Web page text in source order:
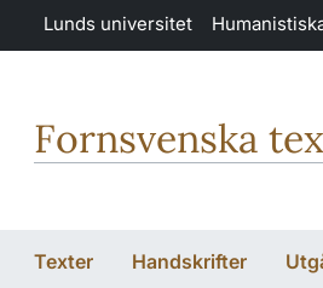
Hoppa till huvudinnehåll
Lunds universitet
Fornsvenska
Texter Handskrifter